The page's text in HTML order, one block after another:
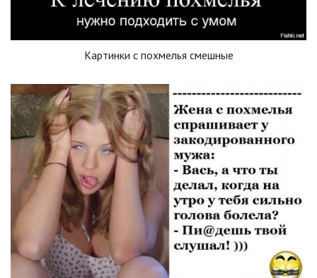
Картинки с похмелья смешные